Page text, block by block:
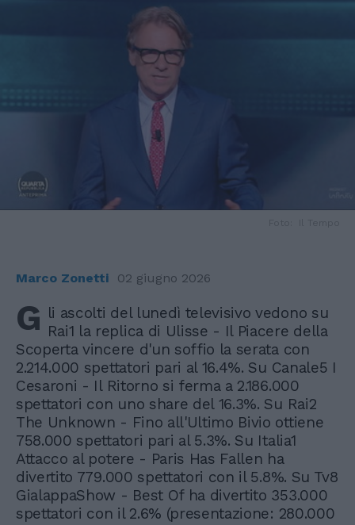
Marco Zonetti 02 giugno 2026
G li ascolti del lunedì televisivo vedono su
Rai1 la replica di Ulisse - Il Piacere della
Scoperta vincere d'un soffio la serata con
2.214.000 spettatori pari al 16.4%. Su Canale5 I
Cesaroni - Il Ritorno si ferma a 2.186.000
spettatori con uno share del 16.3%. Su Rai2
The Unknown - Fino all'Ultimo Bivio ottiene
758.000 spettatori pari al 5.3%. Su Italia1
Attacco al potere - Paris Has Fallen ha
divertito 779.000 spettatori con il 5.8%. Su Tv8
GialappaShow - Best Of ha divertito 353.000
spettatori con il 2.6% (presentazione: 280.000